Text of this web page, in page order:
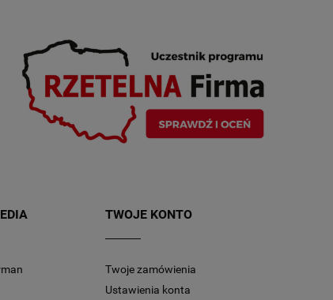
TWOJE KONTO
Twoje zamówienia
Ustawienia konta